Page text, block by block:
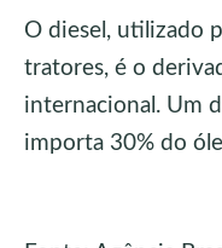
O diesel, utilizado
tratores, é o
internacional. Um
importa 30% do